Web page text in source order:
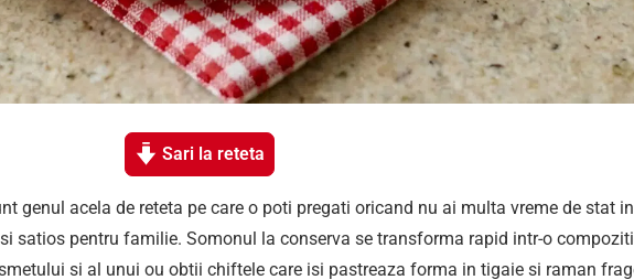
Sari la reteta
genul acela de reteta pe care o poti pregati oricand nu ai multa vreme de stat in
satios pentru familie. Somonul la conserva se transforma rapid intr-o
si al unui ou obtii chiftele care isi pastreaza forma in tigaie si raman